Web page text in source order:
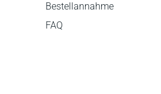
Bestellannahme
FAQ